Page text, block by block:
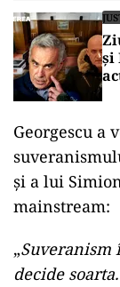
și
Georgescu a
și a lui
mainstream:
„Suveranism
decide